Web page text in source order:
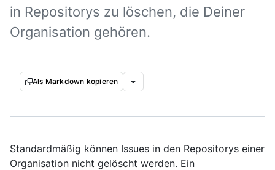
in Repositorys zu löschen, die Deiner
Organisation gehören.
Als Markdown kopieren
Standardmäßig können Issues in den Repositorys einer
Organisation nicht gelöscht werden. Ein